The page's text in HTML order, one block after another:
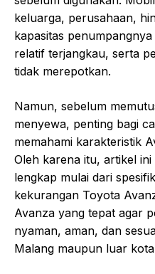
keluarga, perusahaan,
kapasitas
relatif terjangkau, serta
tidak merepotkan.
Namun, sebelum
menyewa, penting bagi
memahami karakteristik
Oleh karena itu, artikel
lengkap mulai dari
kekurangan Toyota
Avanza yang tepat agar
nyaman, aman, dan
Malang maupun luar